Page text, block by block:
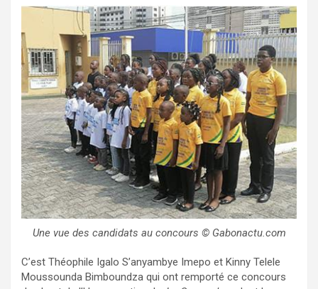
Une vue des candidats au concours © Gabonactu.com
C’est Théophile Igalo S’anyambye Imepo et Kinny Telele
Moussounda Bimboundza qui ont remporté ce concours